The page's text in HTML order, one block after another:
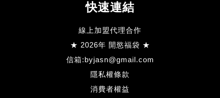
快速連結
線上加盟代理合作
★ 2026年 開慾福袋 ★
信箱:byjasn@gmail.com
隱私權條款
消費者權益